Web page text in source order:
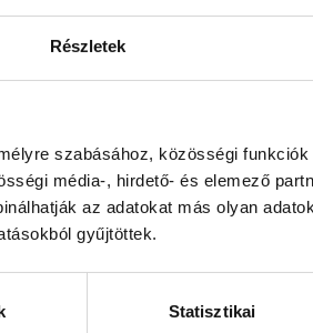
Részletek
szabásához, közösségi
média-, hirdető- és elemező
az adatokat más olyan
gyűjtöttek.
Statisztikai
Budapest
Cook's Club
Egyiptom/ Hurghada/
Budapest
Kétágyas